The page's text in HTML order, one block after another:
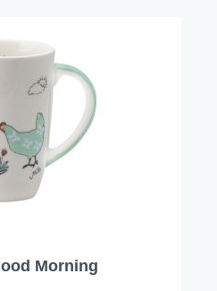
Morning